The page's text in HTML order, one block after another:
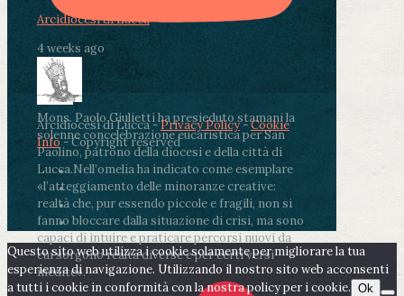
Arcidiocesi di Lucca
4 weeks ago
Mons. Paolo Giulietti ha presieduto stamani la
solenne concelebrazione eucaristica per San
Paolino, patrono della diocesi e della città di
Lucca.Nell’omelia ha indicato come esemplare
«l’atteggiamento delle minoranze creative:
realtà che, pur essendo piccole e fragili, non si
fanno bloccare dalla situazione di crisi, ma sono
capaci di intuire e praticare percorsi nuovi da
cui sorgono realtà diverse e per certi versi
inedite».
Arcidiocesi di Lucca -Privacy Policy-Cookie
Info- Copyright reserved
Questo sito web utilizza i cookie solamente per migliorare la tua
esperienza di navigazione. Utilizzando il nostro sito web acconsenti
a tutti i cookie in conformità con la nostra policy per i cookie. Ok